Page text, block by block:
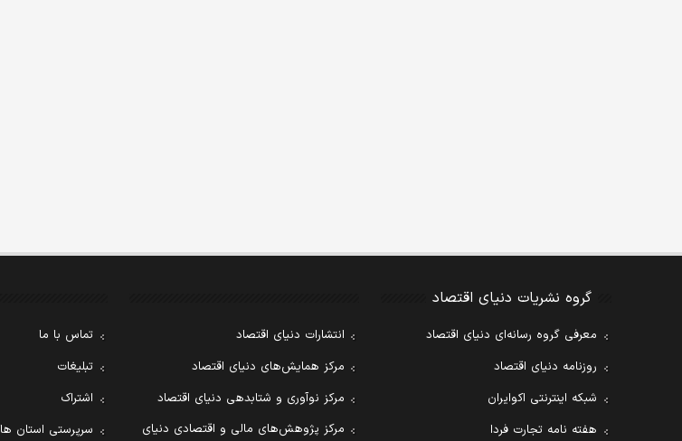
گروه نشریات دنیای اقتصاد
معرفی گروه رسانه‌ای دنیای اقتصاد
روزنامه دنیای اقتصاد
شبکه اینترنتی اکوایران
هفته نامه تجارت فردا
انتشارات دنیای اقتصاد
مرکز همایش‌های دنیای اقتصاد
مرکز نوآوری و شتابدهی دنیای اقتصاد
مرکز پژوهش‌های مالی و اقتصادی دنیای
تماس با ما
تبلیغات
اشتراک
سرپرستی استان ها